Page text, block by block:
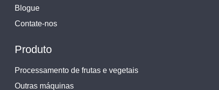
Blogue
Contate-nos
Produto
Processamento de frutas e vegetais
Outras máquinas